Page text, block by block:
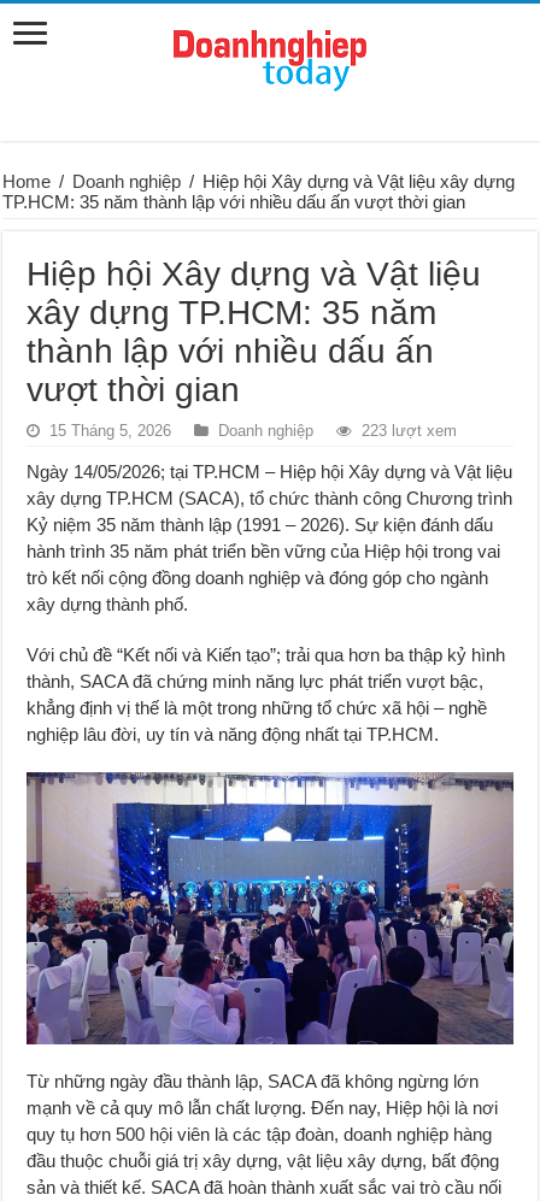
Home / Doanh nghiệp / Hiệp hội Xây dựng và Vật liệu xây dựng
TP.HCM: 35 năm thành lập với nhiều dấu ấn vượt thời gian
Hiệp hội Xây dựng và Vật liệu
xây dựng TP.HCM: 35 năm
thành lập với nhiều dấu ấn
vượt thời gian
15 Tháng 5, 2026 Doanh nghiệp 223 lượt xem
Ngày 14/05/2026; tại TP.HCM – Hiệp hội Xây dựng và Vật liệu
xây dựng TP.HCM (SACA), tổ chức thành công Chương trình
Kỷ niệm 35 năm thành lập (1991 – 2026). Sự kiện đánh dấu
hành trình 35 năm phát triển bền vững của Hiệp hội trong vai
trò kết nối cộng đồng doanh nghiệp và đóng góp cho ngành
xây dựng thành phố.
Với chủ đề “Kết nối và Kiến tạo”; trải qua hơn ba thập kỷ hình
thành, SACA đã chứng minh năng lực phát triển vượt bậc,
khẳng định vị thế là một trong những tổ chức xã hội – nghề
nghiệp lâu đời, uy tín và năng động nhất tại TP.HCM.
Từ những ngày đầu thành lập, SACA đã không ngừng lớn
mạnh về cả quy mô lẫn chất lượng. Đến nay, Hiệp hội là nơi
quy tụ hơn 500 hội viên là các tập đoàn, doanh nghiệp hàng
đầu thuộc chuỗi giá trị xây dựng, vật liệu xây dựng, bất động
sản và thiết kế. SACA đã hoàn thành xuất sắc vai trò cầu nối